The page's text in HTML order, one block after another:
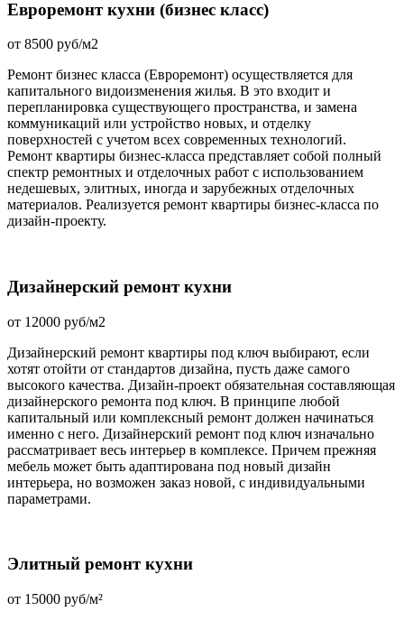
Евроремонт кухни (бизнес класс)
от 8500 руб/м2
Ремонт бизнес класса (Евроремонт) осуществляется для
капитального видоизменения жилья. В это входит и
перепланировка существующего пространства, и замена
коммуникаций или устройство новых, и отделку
поверхностей с учетом всех современных технологий.
Ремонт квартиры бизнес-класса представляет собой полный
спектр ремонтных и отделочных работ с использованием
недешевых, элитных, иногда и зарубежных отделочных
материалов. Реализуется ремонт квартиры бизнес-класса по
дизайн-проекту.
Дизайнерский ремонт кухни
от 12000 руб/м2
Дизайнерский ремонт квартиры под ключ выбирают, если
хотят отойти от стандартов дизайна, пусть даже самого
высокого качества. Дизайн-проект обязательная составляющая
дизайнерского ремонта под ключ. В принципе любой
капитальный или комплексный ремонт должен начинаться
именно с него. Дизайнерский ремонт под ключ изначально
рассматривает весь интерьер в комплексе. Причем прежняя
мебель может быть адаптирована под новый дизайн
интерьера, но возможен заказ новой, с индивидуальными
параметрами.
Элитный ремонт кухни
от 15000 руб/м²